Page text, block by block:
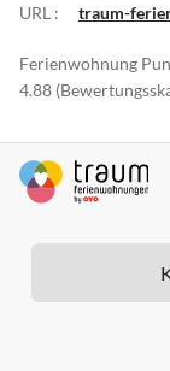
URL :
traum-
Ferienwohnung
4.88